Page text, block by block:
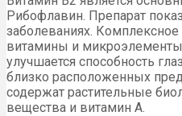
Рибофлавин. Препарат
заболеваниях.
витамины и
улучшается способность
близко расположенных
содержат растительные
вещества и витамин А.